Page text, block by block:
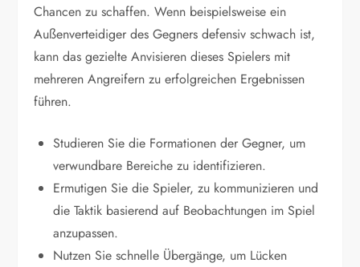
Chancen zu schaffen. Wenn beispielsweise ein
Außenverteidiger des Gegners defensiv schwach ist,
kann das gezielte Anvisieren dieses Spielers mit
mehreren Angreifern zu erfolgreichen Ergebnissen
führen.
Studieren Sie die Formationen der Gegner, um
verwundbare Bereiche zu identifizieren.
Ermutigen Sie die Spieler, zu kommunizieren und
die Taktik basierend auf Beobachtungen im Spiel
anzupassen.
Nutzen Sie schnelle Übergänge, um Lücken